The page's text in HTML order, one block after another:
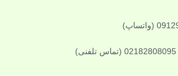
(واتساپ)
02182808095 (تماس تلفنی)